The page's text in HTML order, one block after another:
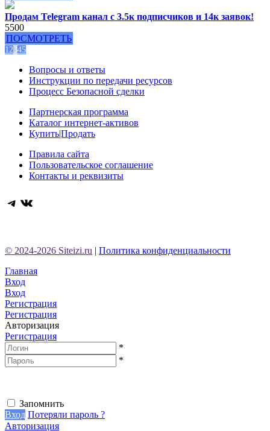
Продам Telegram канал с 3.5к подписчиков и 14к заявок!
5500
ПОСМОТРЕТЬ
12345
Вопросы и ответы
Инструкции по передачи ресурсов
Процесс Безопасной сделки
Партнерская программа
Каталог интернет-активов
Купить|Продать
Правила сайта
Пользовательское соглашение
Контакты и реквизиты
Telegram
ВКонтакте
© 2024-2026 Siteizi.ru | Политика конфиденциальности
Главная
Вход
Вход
Регистрация
Регистрация
Авторизация
Регистрация
*
*
Запомнить
Вход Потеряли пароль ?
Авторизация